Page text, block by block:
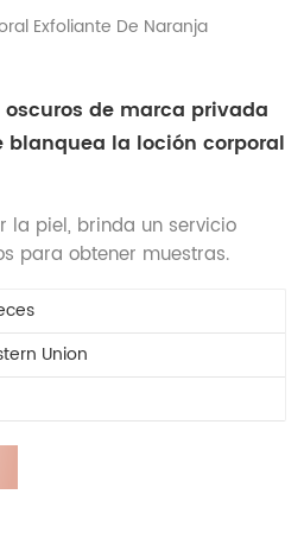
Exfoliante De Naranja
de marca privada
blanquea la loción corporal
la piel, brinda un servicio
para obtener muestras.
Union